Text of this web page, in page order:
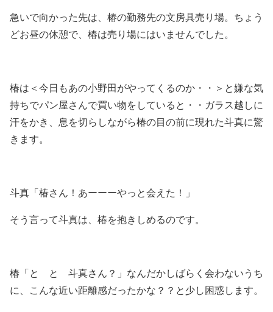
急いで向かった先は、椿の勤務先の文房具売り場。ちょう
どお昼の休憩で、椿は売り場にはいませんでした。
椿は＜今日もあの小野田がやってくるのか・・＞と嫌な気
持ちでパン屋さんで買い物をしていると・・ガラス越しに
汗をかき、息を切らしながら椿の目の前に現れた斗真に驚
きます。
斗真「椿さん！あーーーやっと会えた！」
そう言って斗真は、椿を抱きしめるのです。
椿「と と 斗真さん？」なんだかしばらく会わないうち
に、こんな近い距離感だったかな？？と少し困惑します。